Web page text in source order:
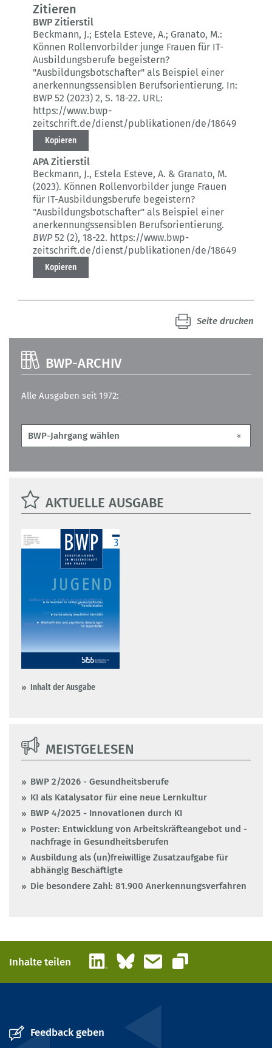
Zitieren
BWP Zitierstil
Beckmann, J.; Estela Esteve, A.; Granato, M.:
Können Rollenvorbilder junge Frauen für IT-
Ausbildungsberufe begeistern?
"Ausbildungsbotschafter" als Beispiel einer
anerkennungssensiblen Berufsorientierung. In:
BWP 52 (2023) 2, S. 18-22. URL:
https://www.bwp-
zeitschrift.de/dienst/publikationen/de/18649
Kopieren
APA Zitierstil
Beckmann, J., Estela Esteve, A. & Granato, M.
(2023). Können Rollenvorbilder junge Frauen
für IT-Ausbildungsberufe begeistern?
"Ausbildungsbotschafter" als Beispiel einer
anerkennungssensiblen Berufsorientierung.
BWP52 (2), 18-22. https://www.bwp-
zeitschrift.de/dienst/publikationen/de/18649
Kopieren
Seite drucken
BWP-ARCHIV
Alle Ausgaben seit 1972:
AKTUELLE AUSGABE
Inhalt der Ausgabe
MEISTGELESEN
BWP 2/2026 - Gesundheitsberufe
KI als Katalysator für eine neue Lernkultur
BWP 4/2025 - Innovationen durch KI
Poster: Entwicklung von Arbeitskräfteangebot und -
nachfrage in Gesundheitsberufen
Ausbildung als (un)freiwillige Zusatzaufgabe für
abhängig Beschäftigte
Die besondere Zahl: 81.900 Anerkennungsverfahren
Inhalte teilen LinkedInBlueskyE-Mail
Link kopieren
Feedback geben